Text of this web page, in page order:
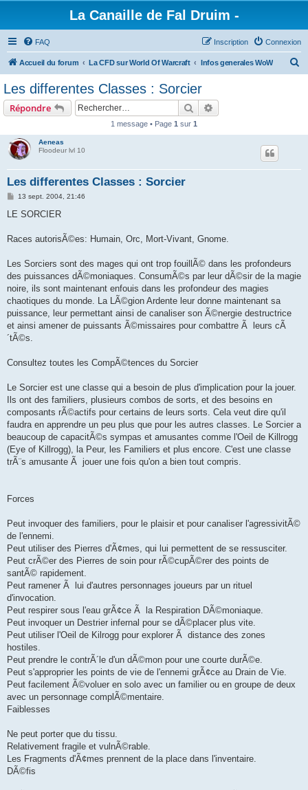
La Canaille de Fal Druim -
FAQ Connexion
Inscription
Accueil du forum La CFD sur World Of Warcraft Infos generales WoW
Les differentes Classes : Sorcier
Répondre Rechercher
1 message • Page 1 sur 1
Aeneas
Floodeur lvl 10
Les differentes Classes : Sorcier
M
s
g
13 sept. 2004, 21:46
LE SORCIER
Races autorisÃ©es: Humain, Orc, Mort-Vivant, Gnome.
Les Sorciers sont des mages qui ont trop fouillÃ© dans les profondeurs
des puissances dÃ©moniaques. ConsumÃ©s par leur dÃ©sir de la magie
noire, ils sont maintenant enfouis dans les profondeur des magies
chaotiques du monde. La LÃ©gion Ardente leur donne maintenant sa
puissance, leur permettant ainsi de canaliser son Ã©nergie destructrice
et ainsi amener de puissants Ã©missaires pour combattre Ã leurs cÃ
´tÃ©s.
Consultez toutes les CompÃ©tences du Sorcier
Le Sorcier est une classe qui a besoin de plus d'implication pour la jouer.
Ils ont des familiers, plusieurs combos de sorts, et des besoins en
composants rÃ©actifs pour certains de leurs sorts. Cela veut dire qu'il
faudra en apprendre un peu plus que pour les autres classes. Le Sorcier a
beaucoup de capacitÃ©s sympas et amusantes comme l'Oeil de Killrogg
(Eye of Killrogg), la Peur, les Familiers et plus encore. C'est une classe
trÃ¨s amusante Ã jouer une fois qu'on a bien tout compris.
Forces
Peut invoquer des familiers, pour le plaisir et pour canaliser l'agressivitÃ©
de l'ennemi.
Peut utiliser des Pierres d'Ã¢mes, qui lui permettent de se ressusciter.
Peut crÃ©er des Pierres de soin pour rÃ©cupÃ©rer des points de
santÃ© rapidement.
Peut ramener Ã lui d'autres personnages joueurs par un rituel
d'invocation.
Peut respirer sous l'eau grÃ¢ce Ã la Respiration DÃ©moniaque.
Peut invoquer un Destrier infernal pour se dÃ©placer plus vite.
Peut utiliser l'Oeil de Kilrogg pour explorer Ã distance des zones
hostiles.
Peut prendre le contrÃ´le d'un dÃ©mon pour une courte durÃ©e.
Peut s'approprier les points de vie de l'ennemi grÃ¢ce au Drain de Vie.
Peut facilement Ã©voluer en solo avec un familier ou en groupe de deux
avec un personnage complÃ©mentaire.
Faiblesses
Ne peut porter que du tissu.
Relativement fragile et vulnÃ©rable.
Les Fragments d'Ã¢mes prennent de la place dans l'inventaire.
DÃ©fis